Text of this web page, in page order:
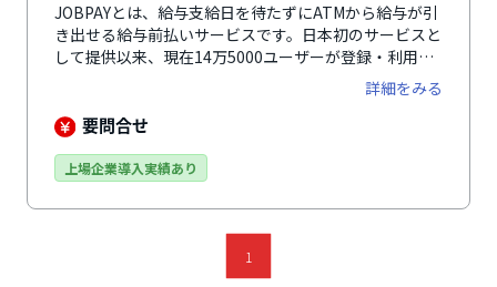
JOBPAYとは、給与支給日を待たずにATMから給与が引
き出せる給与前払いサービスです。日本初のサービスと
して提供以来、現在14万5000ユーザーが登録・利用し
ています。全国10万台以上あるATMから365日24時間、
給与を受け渡せる特許を取得しており、給与支払いの原
則を遵守したクリアなサービスとして、多数の上場企業
ことで前払い可能な給料額を自動算出するほか、独自の
インで完結。本人確認手続きの工数を削減するだけでな
く、従業員の利便性アップも実現しています。
詳細をみる
要問合せ
上場企業導入実績あり
1